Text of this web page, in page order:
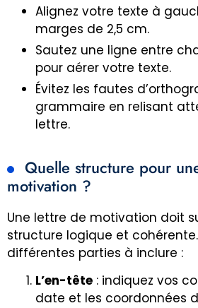
Alignez votre texte à
marges de 2,5 cm.
Sautez une ligne entre
pour aérer votre texte.
Évitez les fautes
grammaire en relisant
lettre.
Quelle structure pour
motivation ?
Une lettre de motivation doit
structure logique et
différentes parties à inclure :
L’en-tête : indiquez vos
date et les coordonnées